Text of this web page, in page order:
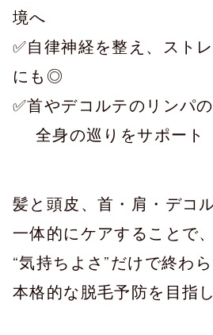
境へ
✅自律神経を整え、スト
にも◎
✅首やデコルテのリンパ
全身の巡りをサポート
髪と頭皮、首・肩・デコ
一体的にケアすることで、
“気持ちよさ”だけで終わ
本格的な脱毛予防を目指し